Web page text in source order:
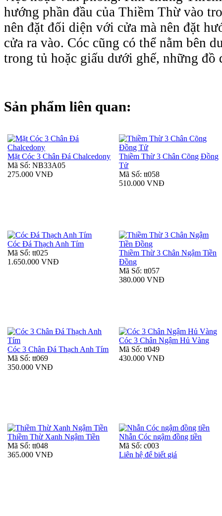
hướng phần đầu của Thiềm Thừ vào
nên đặt đối diện với cửa mà nên đặt
cửa ra vào. Cóc cũng có thể nằm bên
trong tủ hoặc giấu dưới ghế, những
Sản phẩm liên quan:
Mặt Cóc 3 Chân Đá Chalcedony
Mã Số: NB33A05
275.000 VNĐ
Thiềm Thừ 3 Chân Cõng Đồng
Tử
Mã Số: tt058
510.000 VNĐ
Cóc Đá Thạch Anh Tím
Mã Số: tt025
1.650.000 VNĐ
Thiềm Thừ 3 Chân Ngậm Tiền
Đồng
Mã Số: tt057
380.000 VNĐ
Cóc 3 Chân Đá Thạch Anh Tím
Mã Số: tt069
350.000 VNĐ
Cóc 3 Chân Ngậm Hủ Vàng
Mã Số: tt049
430.000 VNĐ
Thiềm Thừ Xanh Ngậm Tiền
Mã Số: tt048
365.000 VNĐ
Nhẫn Cóc ngậm đồng tiền
Mã Số: c003
Liên hệ để biết giá